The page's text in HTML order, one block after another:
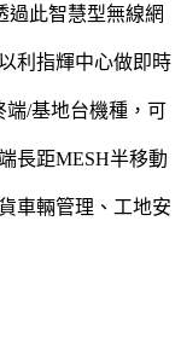
過此智慧型無線網
利指輝中心做即時
端/基地台機種，可
長距MESH半移動
車輛管理、工地安